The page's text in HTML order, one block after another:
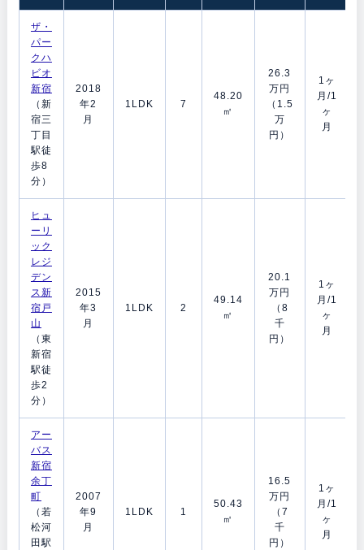
ザ・
パー
クハ
ビオ
新宿
（新
宿三
丁目
駅徒
歩8
分）
2018
年2
月
1LDK 7
48.20
㎡
26.3
万円
（1.5
万
円）
1ヶ
月/1
ヶ
月
ヒュ
ーリ
ック
レジ
デン
ス新
宿戸
山
（東
新宿
駅徒
歩2
分）
2015
年3
月
1LDK 2
49.14
㎡
20.1
万円
（8
千
円）
1ヶ
月/1
ヶ
月
アー
バス
新宿
余丁
町
（若
松河
田駅
2007
年9
月
1LDK 1
50.43
㎡
16.5
万円
（7
千
円）
1ヶ
月/1
ヶ
月